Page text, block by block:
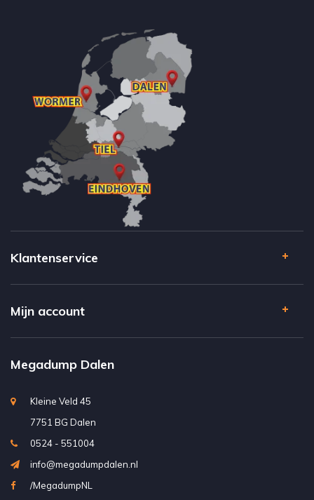
Klantenservice
Mijn account
Megadump Dalen
Kleine Veld 45
7751 BG Dalen
0524 - 551004
info@megadumpdalen.nl
/MegadumpNL